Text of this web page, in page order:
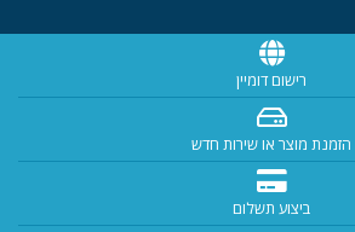
רישום דומיין
הזמנת מוצר או שירות חדש
ביצוע תשלום